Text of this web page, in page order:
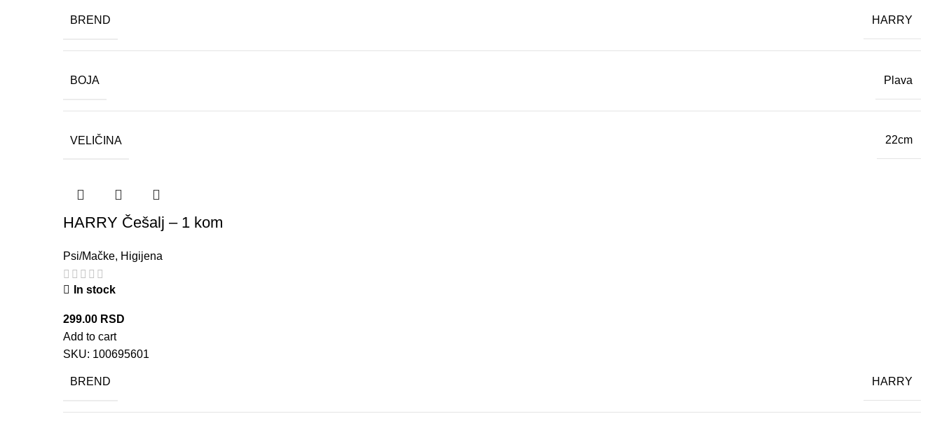
BREND HARRY
BOJA Plava
VELIČINA 22cm
HARRY Češalj – 1 kom
Psi/Mačke, Higijena
In stock
299.00 RSD
Add to cart
SKU: 100695601
BREND HARRY